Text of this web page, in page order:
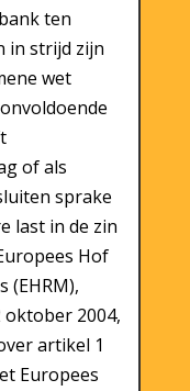
ten
in strijd zijn
wet
of als
sprake
last in de zin
Hof
(EHRM),
2004,
artikel 1
Europees